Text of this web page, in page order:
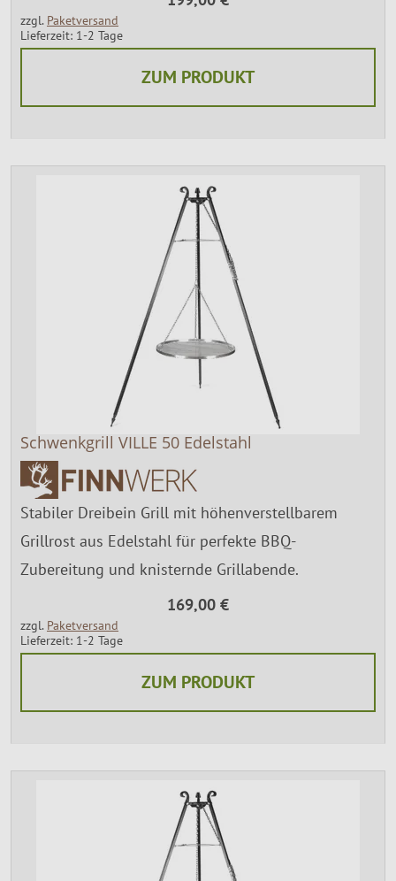
zzgl. Paketversand
Lieferzeit: 1-2 Tage
ZUM PRODUKT
Schwenkgrill VILLE 50 Edelstahl
Stabiler Dreibein Grill mit höhenverstellbarem
Grillrost aus Edelstahl für perfekte BBQ-
Zubereitung und knisternde Grillabende.
169,00 €
zzgl. Paketversand
Lieferzeit: 1-2 Tage
ZUM PRODUKT